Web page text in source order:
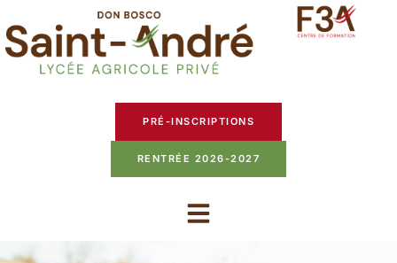
PRÉ-INSCRIPTIONS
RENTRÉE 2026-2027